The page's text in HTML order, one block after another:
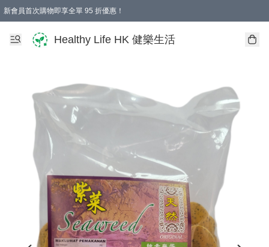
新會員首次購物即享全單 95 折優惠！
Healthy Life HK 健樂生活